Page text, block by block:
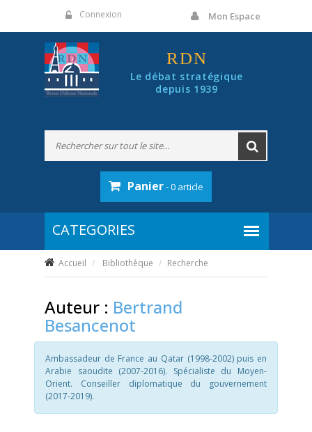
Connexion Mon Espace
RDN
Le débat stratégique
depuis 1939
Panier- 0 article
Accueil Bibliothèque Recherche
Auteur : Bertrand
Besancenot
Ambassadeur de France au Qatar (1998-2002) puis en
Arabie saoudite (2007-2016). Spécialiste du Moyen-
Orient. Conseiller diplomatique du gouvernement
(2017-2019).